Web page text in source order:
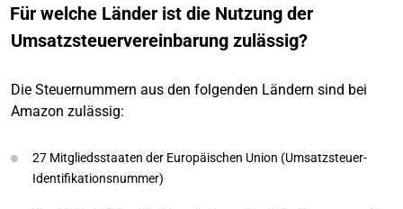
Für welche Länder ist die Nutzung der
Umsatzsteuervereinbarung zulässig?
Die Steuernummern aus den folgenden Ländern sind bei
Amazon zulässig:
27 Mitgliedsstaaten der Europäischen Union (Umsatzsteuer-
Identifikationsnummer)